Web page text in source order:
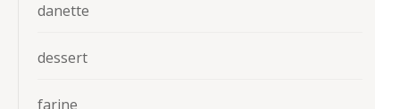
danette
dessert
farine